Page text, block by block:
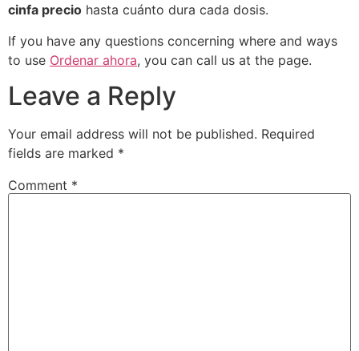
cinfa precio hasta cuánto dura cada dosis.
If you have any questions concerning where and ways
to use Ordenar ahora, you can call us at the page.
Leave a Reply
Your email address will not be published. Required
fields are marked *
Comment *